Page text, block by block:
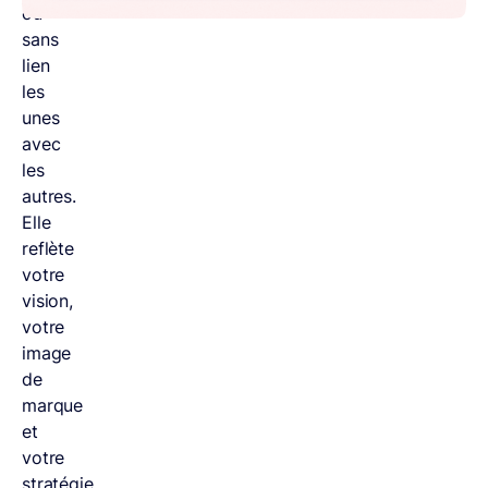
ou
sans
lien
les
unes
avec
les
autres.
Elle
reflète
votre
vision,
votre
image
de
marque
et
votre